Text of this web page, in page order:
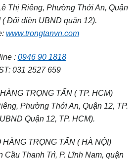
Thị Riêng, Phường Thới An, Quận
( Đối diện UBND quận 12).
www.trongtanvn.com
: 0946 90 1818
031 2527 659
TRỌNG TẤN ( TP. HCM)
Phường Thới An, Quận 12, TP.
Quận 12, TP. HCM).
HÀNG TRỌNG TẤN ( HÀ NỘI)
Cầu Thanh Trì, P. Lĩnh Nam, quận